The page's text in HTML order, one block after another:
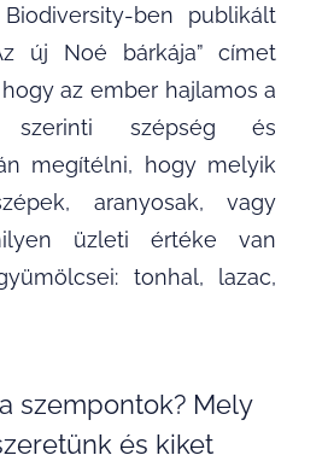
ben publikált
új Noé bárkája” címet
az ember hajlamos a
szerinti szépség és
megítélni, hogy melyik
aranyosak, vagy
üzleti értéke van
tonhal, lazac,
szempontok? Mely
és kiket